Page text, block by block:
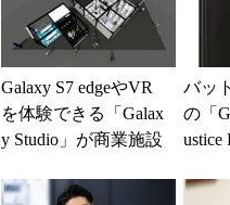
Galaxy S7 edgeやVR
を体験できる「Galax
y Studio」が商業施設
バッ
の「
ustice